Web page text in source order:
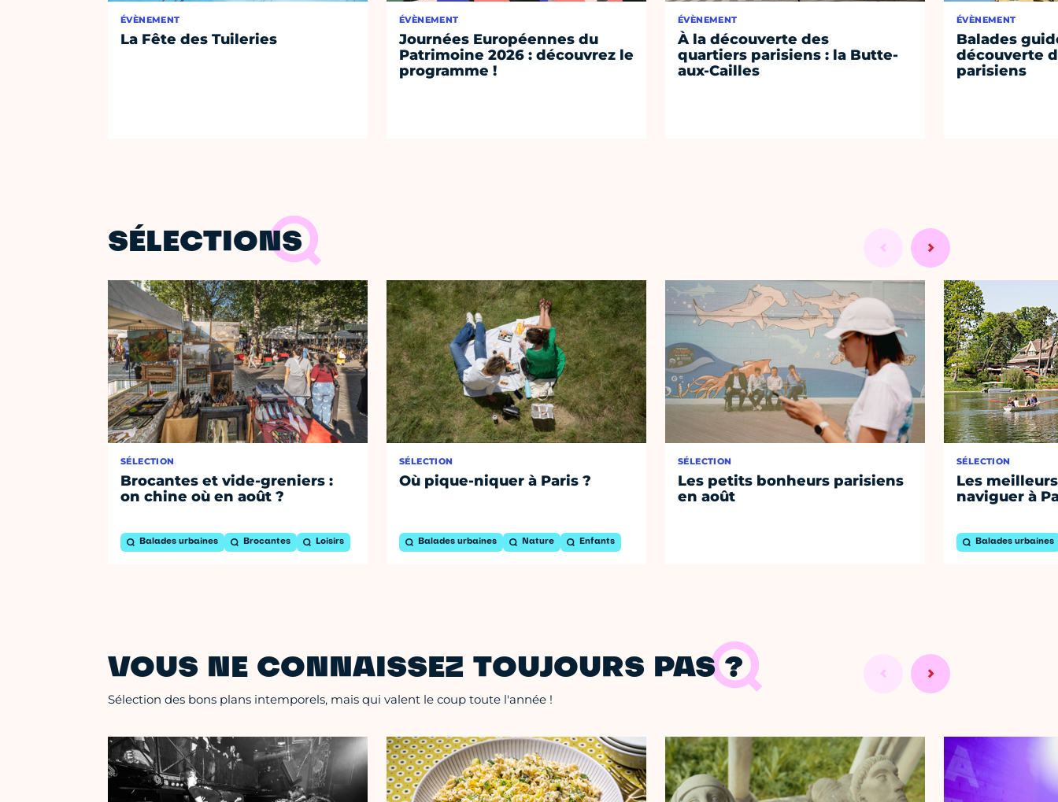
ÉVÈNEMENT
La Fête des Tuileries
ÉVÈNEMENT
Journées Européennes du
Patrimoine 2026 : découvrez le
programme !
ÉVÈNEMENT
À la découverte des
quartiers parisiens : la Butte-
aux-Cailles
ÉVÈNEMENT
Balades
découverte
parisiens
SÉLECTIONS
SÉLECTION
Brocantes et vide-greniers :
on chine où en août ?
Balades urbaines Brocantes Loisirs
SÉLECTION
Où pique-niquer à Paris ?
Balades urbaines Nature Enfants
SÉLECTION
Les petits bonheurs parisiens
en août
SÉLECTION
Les
naviguer à
Balades urbaines
VOUS NE CONNAISSEZ TOUJOURS PAS ?
Sélection des bons plans intemporels, mais qui valent le coup toute l'année !